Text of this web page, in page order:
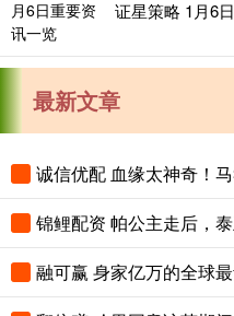
证星策略 1月6
最新文章